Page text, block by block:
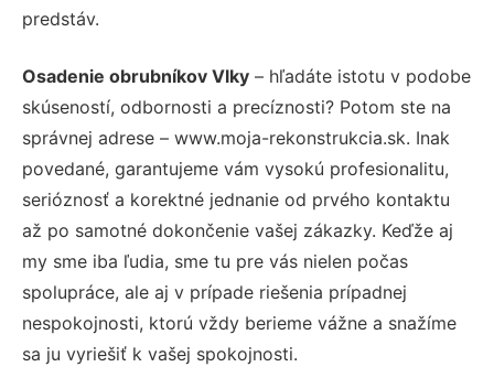
predstáv.
Osadenie obrubníkov Vlky – hľadáte istotu v podobe
skúseností, odbornosti a precíznosti? Potom ste na
správnej adrese – www.moja-rekonstrukcia.sk. Inak
povedané, garantujeme vám vysokú profesionalitu,
serióznosť a korektné jednanie od prvého kontaktu
až po samotné dokončenie vašej zákazky. Keďže aj
my sme iba ľudia, sme tu pre vás nielen počas
spolupráce, ale aj v prípade riešenia prípadnej
nespokojnosti, ktorú vždy berieme vážne a snažíme
sa ju vyriešiť k vašej spokojnosti.